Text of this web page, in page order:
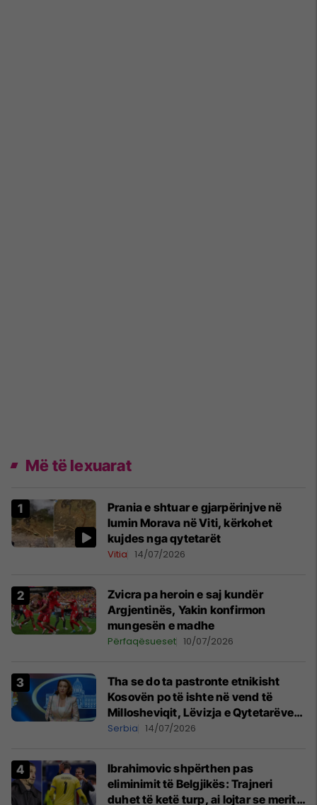
Më të lexuarat
Prania e shtuar e gjarpërinjve në
lumin Morava në Viti, kërkohet
kujdes nga qytetarët
Vitia 14/07/2026
Zvicra pa heroin e saj kundër
Argjentinës, Yakin konfirmon
mungesën e madhe
Përfaqësueset 10/07/2026
Tha se do ta pastronte etnikisht
Kosovën po të ishte në vend të
Millosheviqit, Lëvizja e Qytetarëve
të Lirë në Serbi kërkon shkarkimin e
Serbia 14/07/2026
Ibrahimovic shpërthen pas
eliminimit të Belgjikës: Trajneri
duhet të ketë turp, ai lojtar se meritoi